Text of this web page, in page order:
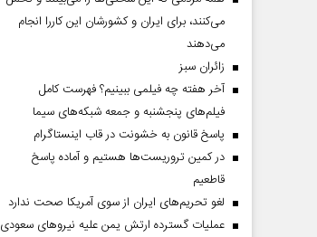
می‌کنند، برای ایران و کشورشان این کاررا انجام
می‌دهند
‌زائران سبز
آخر هفته چه فیلمی ببینیم؟ فهرست کامل
فیلم‌های پنجشنبه و جمعه شبکه‌های سیما
پاسخ قانون به خشونت در قاب اینستاگرام
در کمین تروریست‌ها هستیم و آماده پاسخ
قاطعیم
لغو تحریم‌های ایران از سوی آمریکا صحت ندارد
عملیات گسترده ارتش یمن علیه نیروهای سعودی